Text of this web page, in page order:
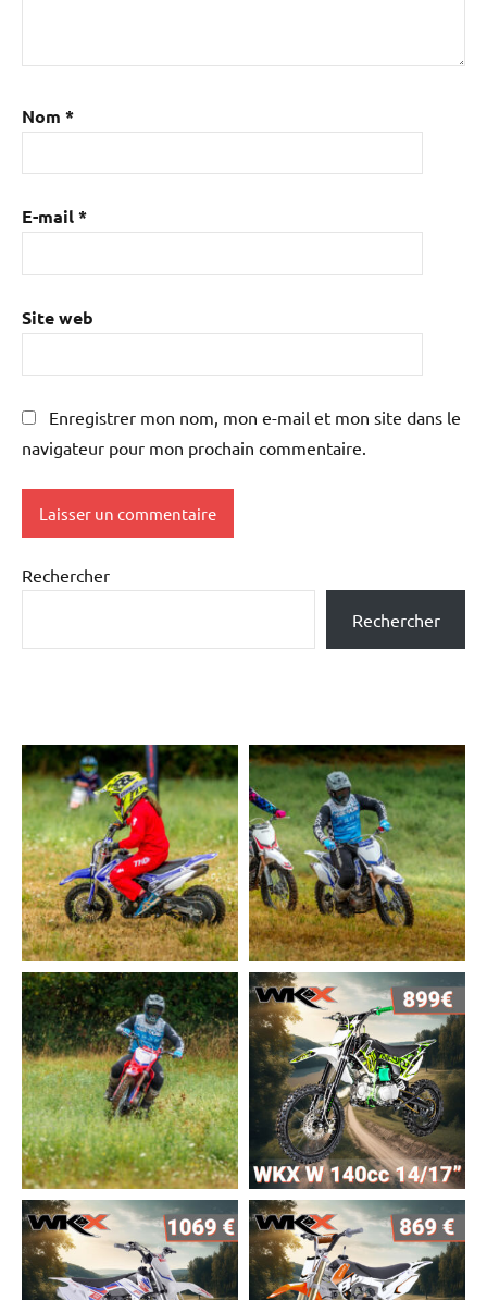
Nom *
E-mail*
Site web
Enregistrer mon nom, mon e-mail et mon site dans le
navigateur pour mon prochain commentaire.
Rechercher
Rechercher